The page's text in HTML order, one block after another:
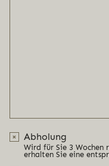
Abholung
Wird für Sie 3
erhalten Sie eine